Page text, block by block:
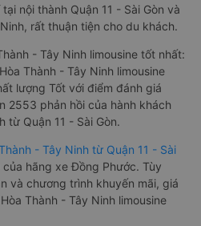
nội thành Quận 11 - Sài Gòn và
rất thuận tiện cho du khách.
- Tây Ninh limousine tốt nhất:
Thành - Tây Ninh limousine
lượng Tốt với điểm đánh giá
2553 phản hồi của hành khách
từ Quận 11 - Sài Gòn.
- Tây Ninh từ Quận 11 - Sài
hãng xe Đồng Phước. Tùy
và chương trình khuyến mãi, giá
Thành - Tây Ninh limousine